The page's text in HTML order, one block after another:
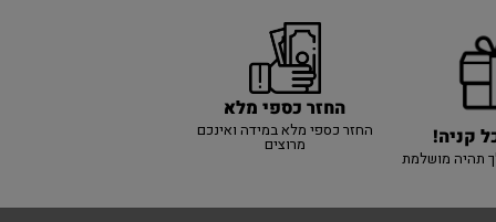
קניה!
תהיה מושלמת
החזר כספי מלא
החזר כספי מלא במידה ואינכם
מרוצים